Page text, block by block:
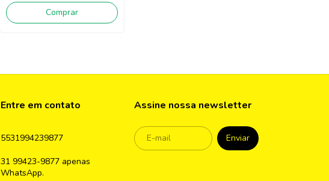
Comprar
Entre em contato
5531994239877
31 99423-9877 apenas
WhatsApp.
Assine nossa newsletter